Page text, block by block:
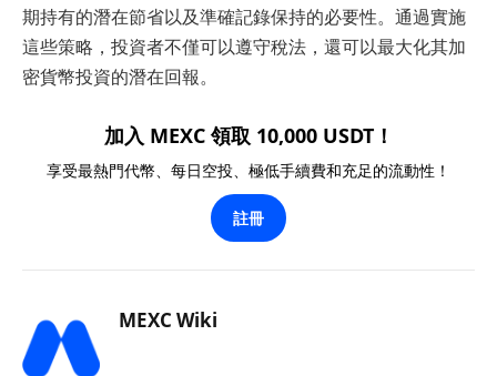
期持有的潛在節省以及準確記錄保持的必要性。通過實施
這些策略，投資者不僅可以遵守稅法，還可以最大化其加
密貨幣投資的潛在回報。
加入 MEXC 領取 10,000 USDT！
享受最熱門代幣、每日空投、極低手續費和充足的流動性！
註冊
MEXC Wiki